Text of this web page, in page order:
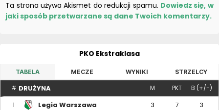
Ta strona używa Akismet do redukcji spamu. Dowiedz się, w
jaki sposób przetwarzane są dane Twoich komentarzy.
PKO Ekstraklasa
TABELA MECZE WYNIKI STRZELCY
# DRUŻYNA M PKT B (+/-)
1 Legia Warszawa 3 7 3